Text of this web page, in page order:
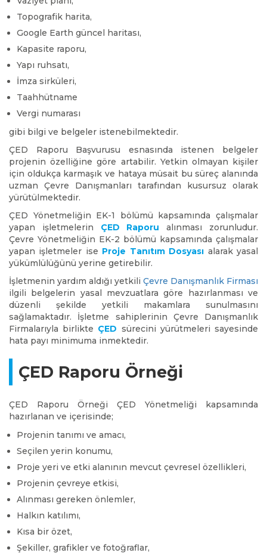
Topografik harita,
Google Earth güncel haritası,
Kapasite raporu,
Yapı ruhsatı,
İmza sirküleri,
Taahhütname
Vergi numarası
gibi bilgi ve belgeler istenebilmektedir.
ÇED Raporu Başvurusu esnasında istenen belgeler
projenin özelliğine göre artabilir. Yetkin olmayan kişiler
için oldukça karmaşık ve hataya müsait bu süreç alanında
uzman Çevre Danışmanları tarafından kusursuz olarak
yürütülmektedir.
ÇED Yönetmeliğin EK-1 bölümü kapsamında çalışmalar
yapan işletmelerin ÇED Raporu alınması zorunludur.
Çevre Yönetmeliğin EK-2 bölümü kapsamında çalışmalar
yapan işletmeler ise Proje Tanıtım Dosyası alarak yasal
yükümlülüğünü yerine getirebilir.
İşletmenin yardım aldığı yetkili Çevre Danışmanlık Firması
ilgili belgelerin yasal mevzuatlara göre hazırlanması ve
düzenli şekilde yetkili makamlara sunulmasını
sağlamaktadır. İşletme sahiplerinin Çevre Danışmanlık
Firmalarıyla birlikte ÇED sürecini yürütmeleri sayesinde
hata payı minimuma inmektedir.
ÇED Raporu Örneği
ÇED Raporu Örneği ÇED Yönetmeliği kapsamında
hazırlanan ve içerisinde;
Projenin tanımı ve amacı,
Seçilen yerin konumu,
Proje yeri ve etki alanının mevcut çevresel özellikleri,
Projenin çevreye etkisi,
Alınması gereken önlemler,
Halkın katılımı,
Kısa bir özet,
Şekiller, grafikler ve fotoğraflar,